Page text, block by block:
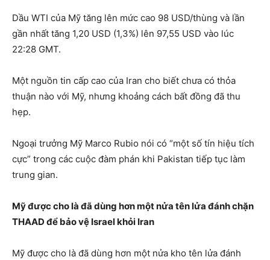
Dầu WTI của Mỹ tăng lên mức cao 98 USD/thùng và lần
gần nhất tăng 1,20 USD (1,3%) lên 97,55 USD vào lúc
22:28 GMT.
Một nguồn tin cấp cao của Iran cho biết chưa có thỏa
thuận nào với Mỹ, nhưng khoảng cách bất đồng đã thu
hẹp.
Ngoại trưởng Mỹ Marco Rubio nói có “một số tín hiệu tích
cực” trong các cuộc đàm phán khi Pakistan tiếp tục làm
trung gian.
Mỹ được cho là đã dùng hơn một nửa tên lửa đánh chặn
THAAD để bảo vệ Israel khỏi Iran
Mỹ được cho là đã dùng hơn một nửa kho tên lửa đánh